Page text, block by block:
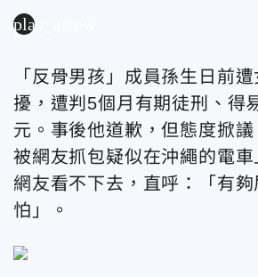
play_arrow
「反骨男孩」成員孫生日前
擾，遭判5個月有期徒刑、得
元。事後他道歉，但態度掀
被網友抓包疑似在沖繩的電
網友看不下去，直呼：「有
怕」。